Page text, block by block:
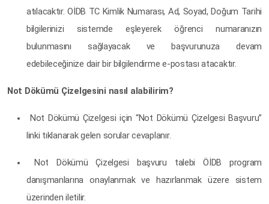
atılacaktır. OİDB TC Kimlik Numarası, Ad, Soyad, Doğum Tarihi
bilgilerinizi sistemde eşleyerek öğrenci numaranızın
bulunmasını sağlayacak ve başvurunuza devam
edebileceğinize dair bir bilgilendirme e-postası atacaktır.
Not Dökümü Çizelgesini nasıl alabilirim?
Not Dökümü Çizelgesi için “Not Dökümü Çizelgesi Başvuru”
linki tıklanarak gelen sorular cevaplanır.
Not Dökümü Çizelgesi başvuru talebi ÖİDB program
danışmanlarına onaylanmak ve hazırlanmak üzere sistem
üzerinden iletilir.